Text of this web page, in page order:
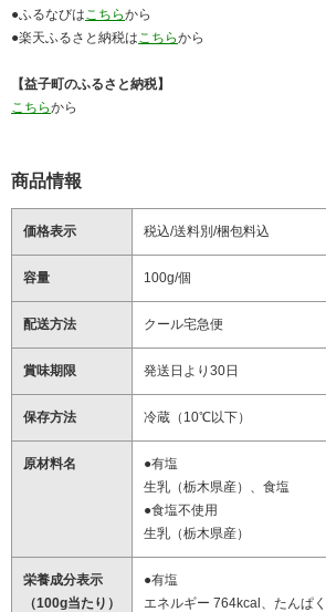
●ふるなびは こちらから
●楽天ふるさと納税は こちらから
【益子町のふるさと納税】
こちらから
商品情報
価格表示 税込/送料別/梱包料込
容量 100g/個
配送方法 クール宅急便
賞味期限 発送日より30日
保存方法 冷蔵（10℃以下）
原材料名
●有塩
生乳（栃木県産）、食塩
●食塩不使用
生乳（栃木県産）
栄養成分表示
（100g当たり）
●有塩
エネルギー 764kcal、たんぱ